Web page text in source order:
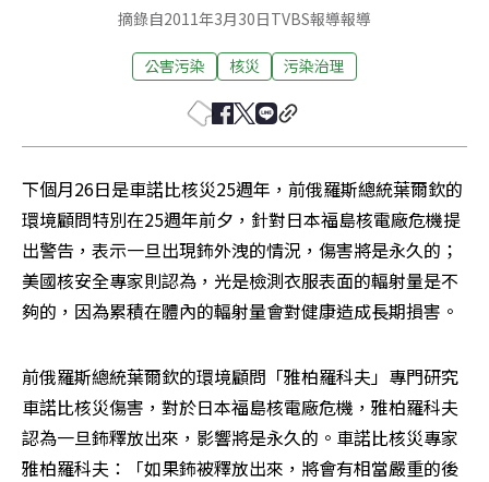
摘錄自2011年3月30日TVBS報導報導
公害污染 核災 污染治理
下個月26日是車諾比核災25週年，前俄羅斯總統葉爾欽的
環境顧問特別在25週年前夕，針對日本福島核電廠危機提
出警告，表示一旦出現鈽外洩的情況，傷害將是永久的；
美國核安全專家則認為，光是檢測衣服表面的輻射量是不
夠的，因為累積在體內的輻射量會對健康造成長期損害。
前俄羅斯總統葉爾欽的環境顧問「雅柏羅科夫」專門研究
車諾比核災傷害，對於日本福島核電廠危機，雅柏羅科夫
認為一旦鈽釋放出來，影響將是永久的。車諾比核災專家
雅柏羅科夫：「如果鈽被釋放出來，將會有相當嚴重的後